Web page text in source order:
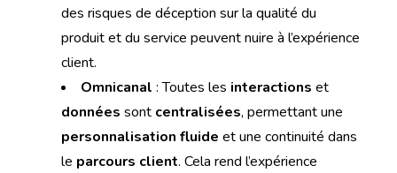
des risques de déception sur la qualité du
produit et du service peuvent nuire à l’expérience
client.
Omnicanal : Toutes les interactions et
données sont centralisées, permettant une
personnalisation fluide et une continuité dans
le parcours client. Cela rend l’expérience